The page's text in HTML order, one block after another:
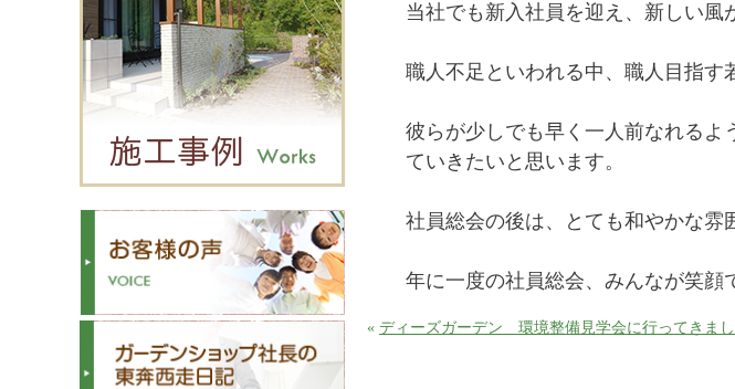
当社でも新入社員を迎え、新しい風
職人不足といわれる中、職人目指す
彼らが少しでも早く一人前なれるよ
ていきたいと思います。
社員総会の後は、とても和やかな雰
年に一度の社員総会、みんなが笑顔
« ディーズガーデン 環境整備見学会に行ってきまし